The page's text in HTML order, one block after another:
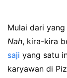
Mulai dari
Nah, kira-kira
saji yang satu
karyawan di